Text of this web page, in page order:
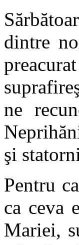
dintre
ne
şi
Pentru
ca ceva
Mariei,